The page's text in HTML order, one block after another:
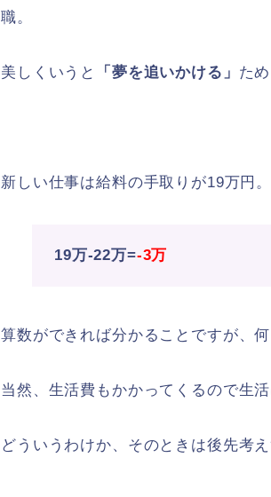
職。
美しくいうと 「夢を追いかける」 た
新しい仕事は給料の手取りが19万円
19万-22万=-3万
算数ができれば分かることですが、
当然、生活費もかかってくるので生
どういうわけか、そのときは後先考